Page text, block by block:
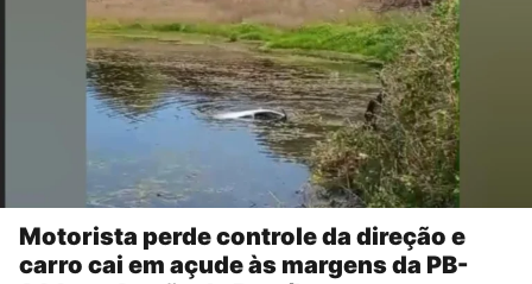
Motorista perde controle da direção e
carro cai em açude às margens da PB-